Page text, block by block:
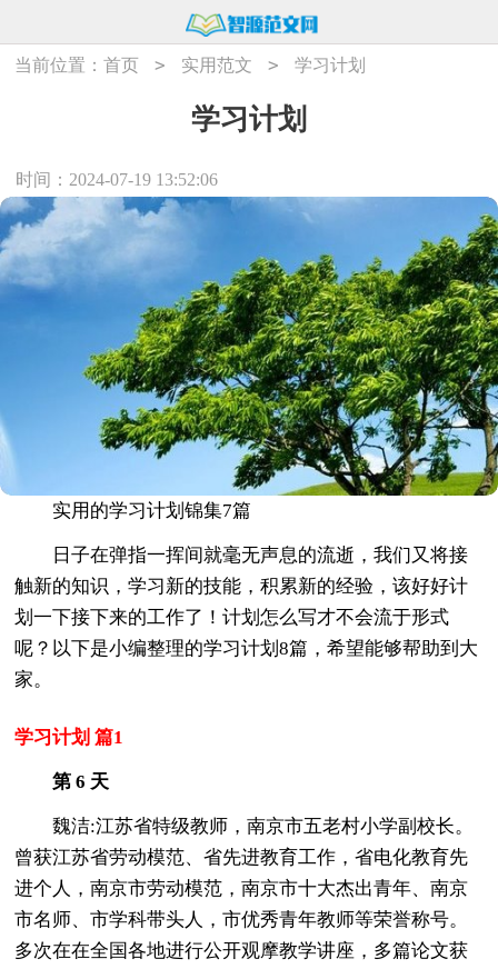
当前位置：首页 > 实用范文 > 学习计划
学习计划
时间：2024-07-19 13:52:06
实用的学习计划锦集7篇
日子在弹指一挥间就毫无声息的流逝，我们又将接
触新的知识，学习新的技能，积累新的经验，该好好计
划一下接下来的工作了！计划怎么写才不会流于形式
呢？以下是小编整理的学习计划8篇，希望能够帮助到大
家。
学习计划 篇1
第 6 天
魏洁:江苏省特级教师，南京市五老村小学副校长。
曾获江苏省劳动模范、省先进教育工作，省电化教育先
进个人，南京市劳动模范，南京市十大杰出青年、南京
市名师、市学科带头人，市优秀青年教师等荣誉称号。
多次在在全国各地进行公开观摩教学讲座，多篇论文获